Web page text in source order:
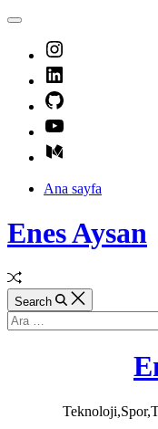
Skip
content
Off
Canvas
Ana sayfa
Enes Aysan
Random
Article
Search
Arama: